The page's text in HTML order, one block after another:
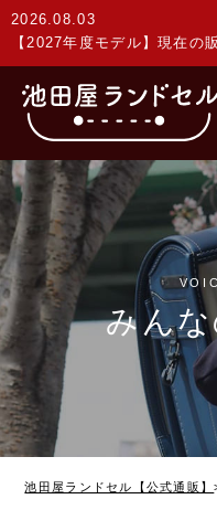
2026.08.03
【2027年度モデル】現在の
みん
池田屋ランドセル【公式通販】